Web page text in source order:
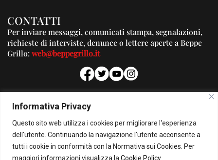
Informativa Privacy
Questo sito web utilizza i cookies per migliorare l'esperienza
dell'utente. Continuando la navigazione l'utente acconsente a
tutti i cookie in conformità con la Normativa sui Cookies. Per
maggiori informazioni visualizza la Cookie Policy
CONTATTI
Per inviare messaggi, comunicati stampa, segnalazioni,
richieste di interviste, denunce o lettere aperte a Beppe
Grillo:web@beppegrillo.it
PUBBLICITA'
Per la tua pubblicità su questo Blog:
pubblicita@beppegrillo.it